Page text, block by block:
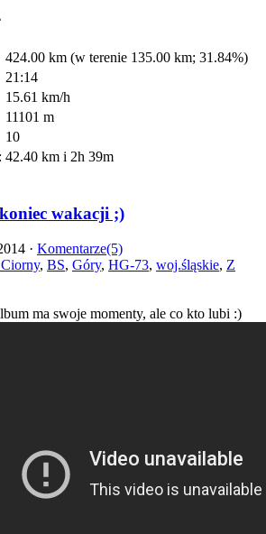
424.00 km (w terenie 135.00 km; 31.84%)
21:14
15.61 km/h
11101 m
10
42.40 km i 2h 39m
wakacji ;)
· Komentarze(5)
, BS, Góry, HG-73, woj.śląskie, Z
ma swoje momenty, ale co kto lubi :)